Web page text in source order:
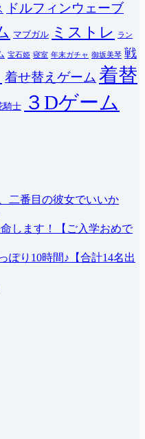
ドルフィンウェーブ
マブガル ミストレ ラン
宝石姫 寝室 年末ガチャ 御坂美琴 戦
着せ替えゲーム 着替
騎士 ３Dゲーム
二番目の彼女でいいか
します！【ご入学おめで
ぽり10時間♪【合計14名出